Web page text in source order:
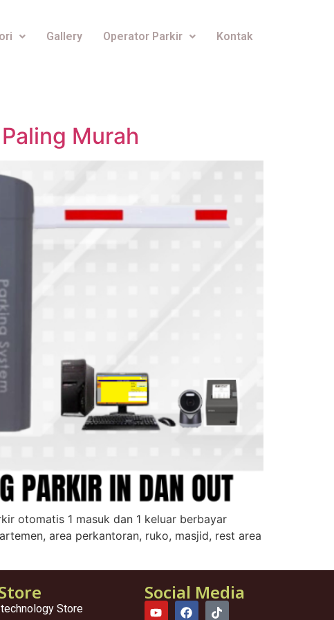
Gallery Operator Parkir Kontak
Murah
otomatis 1 masuk dan 1 keluar berbayar
area perkantoran, ruko, masjid, rest area
Store
Social Media